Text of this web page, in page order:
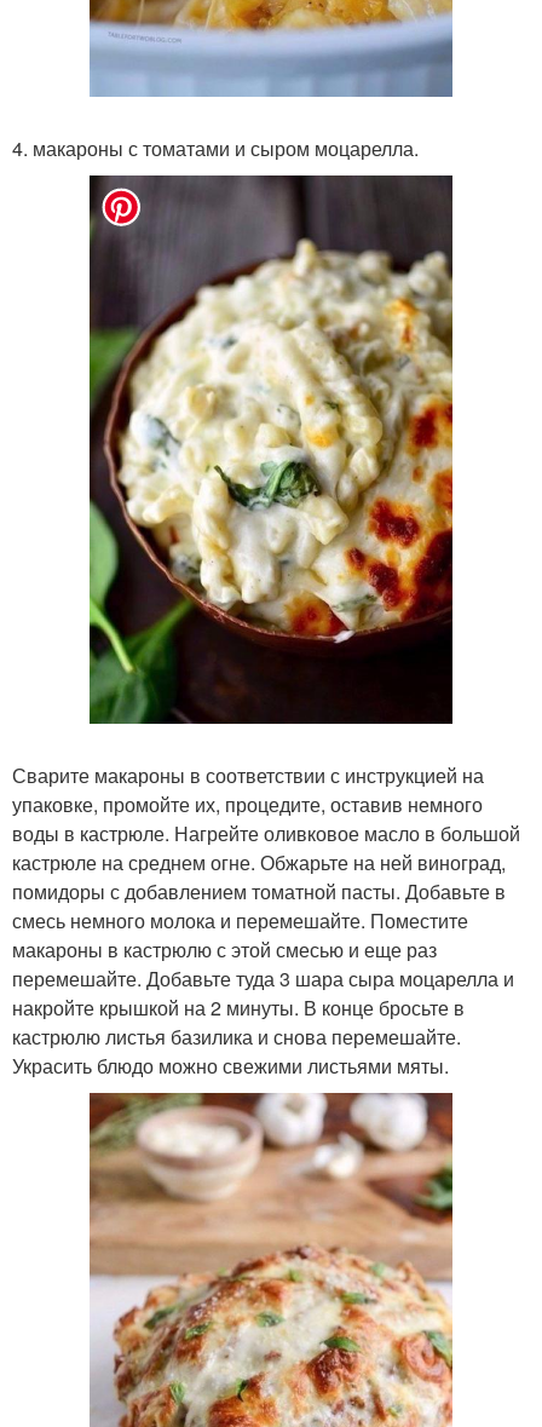
4. макароны с томатами и сыром моцарелла.
Сварите макароны в соответствии с инструкцией на
упаковке, промойте их, процедите, оставив немного
воды в кастрюле. Нагрейте оливковое масло в большой
кастрюле на среднем огне. Обжарьте на ней виноград,
помидоры с добавлением томатной пасты. Добавьте в
смесь немного молока и перемешайте. Поместите
макароны в кастрюлю с этой смесью и еще раз
перемешайте. Добавьте туда 3 шара сыра моцарелла и
накройте крышкой на 2 минуты. В конце бросьте в
кастрюлю листья базилика и снова перемешайте.
Украсить блюдо можно свежими листьями мяты.